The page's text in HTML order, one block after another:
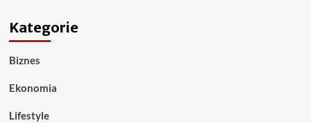
Kategorie
Biznes
Ekonomia
Lifestyle